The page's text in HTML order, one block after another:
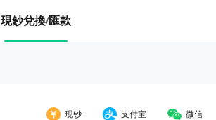
現鈔兌換/匯款
现钞 支付宝 微信